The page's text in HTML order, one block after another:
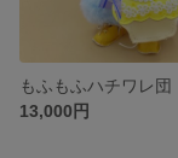
13,000円